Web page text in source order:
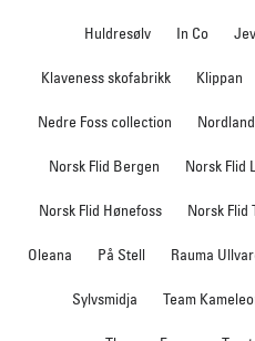
Huldresølv In Co
Klaveness skofabrikk Klippan
Nedre Foss collection
Norsk Flid Bergen Norsk Flid
Norsk Flid Hønefoss Norsk Flid
Oleana På Stell Rauma
Sylvsmidja Team